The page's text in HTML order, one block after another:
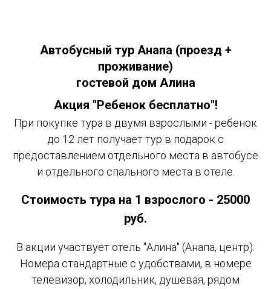
Автобусный тур Анапа (проезд +
проживание)
гостевой дом Алина
Акция "Ребенок бесплатно"!
При покупке тура в двумя взрослыми - ребенок
до 12 лет получает тур в подарок с
предоставлением отдельного места в автобусе
и отдельного спального места в отеле.
Стоимость тура на 1 взрослого - 25000
руб.
В акции участвует отель "Алина" (Анапа, центр).
Номера стандартные с удобствами, в номере
телевизор, холодильник, душевая, рядом